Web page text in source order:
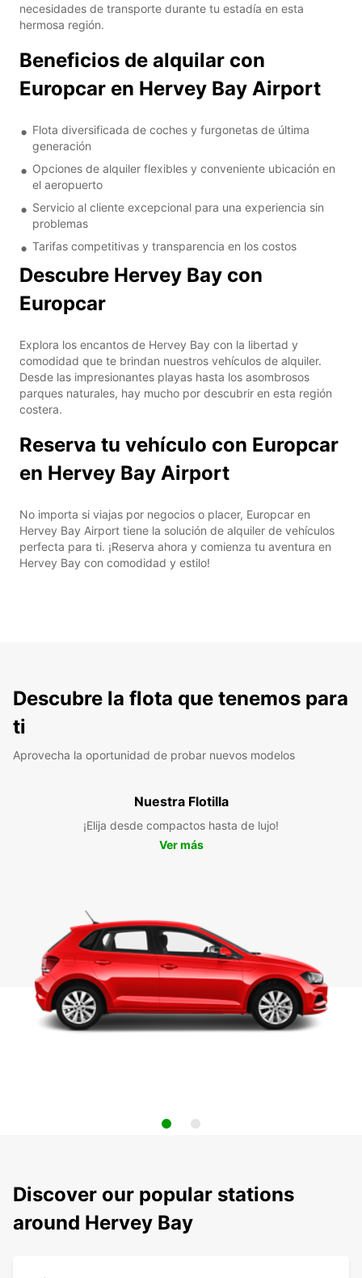
necesidades de transporte durante tu estadía en esta
hermosa región.
Beneficios de alquilar con
Europcar en Hervey Bay Airport
Flota diversificada de coches y furgonetas de última
generación
Opciones de alquiler flexibles y conveniente ubicación en
el aeropuerto
Servicio al cliente excepcional para una experiencia sin
problemas
Tarifas competitivas y transparencia en los costos
Descubre Hervey Bay con
Europcar
Explora los encantos de Hervey Bay con la libertad y
comodidad que te brindan nuestros vehículos de alquiler.
Desde las impresionantes playas hasta los asombrosos
parques naturales, hay mucho por descubrir en esta región
costera.
Reserva tu vehículo con Europcar
en Hervey Bay Airport
No importa si viajas por negocios o placer, Europcar en
Hervey Bay Airport tiene la solución de alquiler de vehículos
perfecta para ti. ¡Reserva ahora y comienza tu aventura en
Hervey Bay con comodidad y estilo!
Descubre la flota que tenemos para
ti
Aprovecha la oportunidad de probar nuevos modelos
Nuestra Flotilla
¡Elija desde compactos hasta de lujo!
Ver más
Discover our popular stations
around Hervey Bay